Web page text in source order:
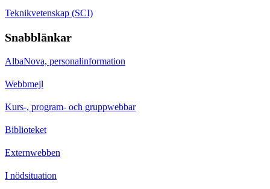
Teknikvetenskap (SCI)
Snabblänkar
AlbaNova, personalinformation
Webbmejl
Kurs-, program- och gruppwebbar
Biblioteket
Externwebben
I nödsituation